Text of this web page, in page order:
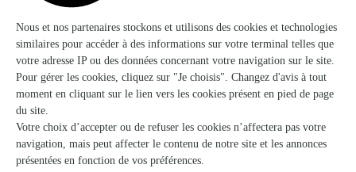
★★★★★4.4 (86)
16, rue d'Amiens
Voir la boutique